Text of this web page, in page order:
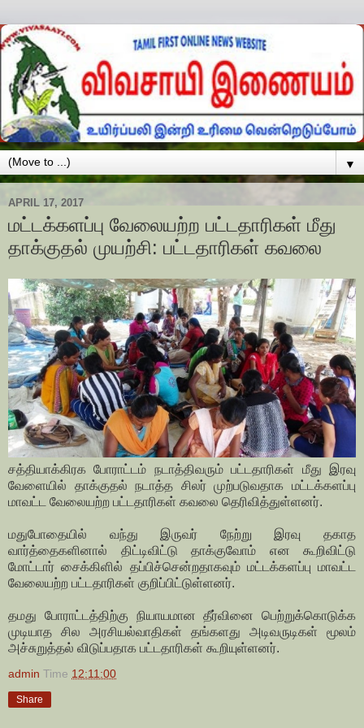
▼
APRIL 17, 2017
மட்டக்களப்பு வேலையற்ற பட்டதாரிகள் மீது
தாக்குதல் முயற்சி: பட்டதாரிகள் கவலை
சத்தியாக்கிரக போராட்டம் நடாத்திவரும் பட்டதாரிகள் மீது இரவு
வேளையில் தாக்குதல் நடாத்த சிலர் முற்படுவதாக மட்டக்களப்பு
மாவட்ட வேலையற்ற பட்டதாரிகள் கவலை தெரிவித்துள்ளனர்.
மதுபோதையில் வந்து இருவர் நேற்று இரவு தகாத
வார்த்தைகளினால் திட்டிவிட்டு தாக்குவோம் என கூறிவிட்டு
மோட்டார் சைக்கிளில் தப்பிச்சென்றதாகவும் மட்டக்களப்பு மாவட்ட
வேலையற்ற பட்டதாரிகள் குறிப்பிட்டுள்ளனர்.
தமது போராட்டத்திற்கு நியாயமான தீர்வினை பெற்றுக்கொடுக்க
முடியாத சில அரசியல்வாதிகள் தங்களது அடிவருடிகள் மூலம்
அச்சுறுத்தல் விடுப்பதாக பட்டதாரிகள் கூறியுள்ளனர்.
admin Time 12:11:00
Share